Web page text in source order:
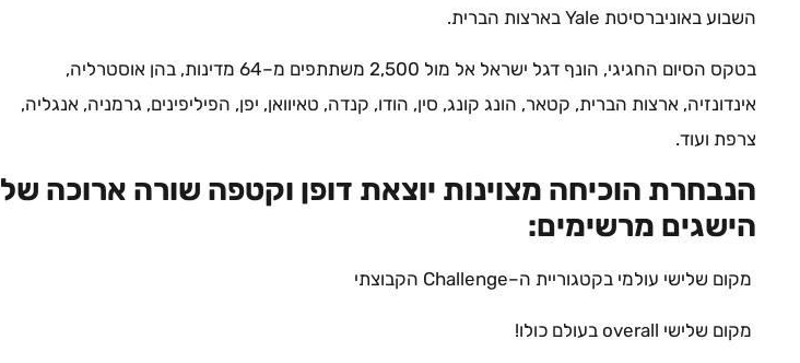
השבוע באוניברסיטת Yale בארצות הברית.
בטקס הסיום החגיגי, הונף דגל ישראל אל מול 2,500 משתתפים מ–64 מדינות, בהן אוסטרליה,
אינדונזיה, ארצות הברית, קטאר, הונג קונג, סין, הודו, קנדה, טאיוואן, יפן, הפיליפינים, גרמניה, אנגליה,
צרפת ועוד.
הנבחרת הוכיחה מצוינות יוצאת דופן וקטפה שורה ארוכה של
הישגים מרשימים:
מקום שלישי עולמי בקטגוריית ה–Challenge הקבוצתי
מקום שלישי overall בעולם כולו!